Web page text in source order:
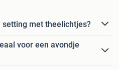
met theelichtjes?
voor een avondje